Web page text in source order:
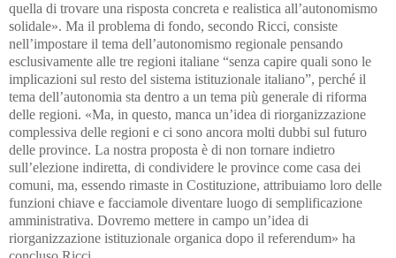
quella di trovare una risposta concreta e realistica all’autonomismo
solidale». Ma il problema di fondo, secondo Ricci, consiste
nell’impostare il tema dell’autonomismo regionale pensando
esclusivamente alle tre regioni italiane “senza capire quali sono le
implicazioni sul resto del sistema istituzionale italiano”, perché il
tema dell’autonomia sta dentro a un tema più generale di riforma
delle regioni. «Ma, in questo, manca un’idea di riorganizzazione
complessiva delle regioni e ci sono ancora molti dubbi sul futuro
delle province. La nostra proposta è di non tornare indietro
sull’elezione indiretta, di condividere le province come casa dei
comuni, ma, essendo rimaste in Costituzione, attribuiamo loro delle
funzioni chiave e facciamole diventare luogo di semplificazione
amministrativa. Dovremo mettere in campo un’idea di
riorganizzazione istituzionale organica dopo il referendum» ha